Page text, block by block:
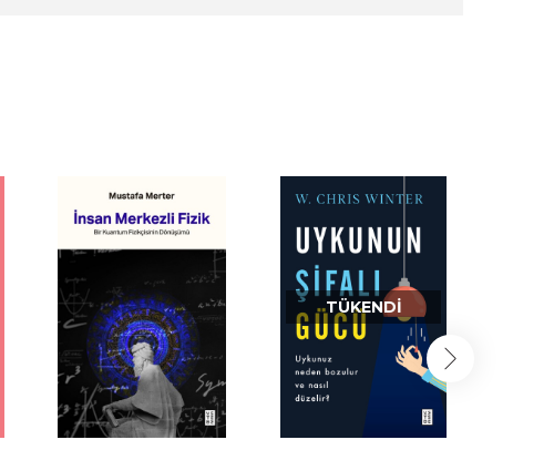
TÜKENDI